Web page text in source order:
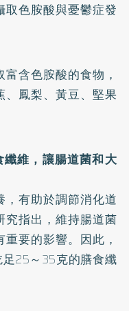
色胺酸與憂鬱症發
含色胺酸的食物，
鳳梨、黃豆、堅果
維，讓腸道菌和大
有助於調節消化道
究指出，維持腸道菌
要的影響。因此，
25～35克的膳食纖